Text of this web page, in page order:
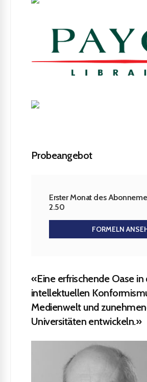
Probeangebot
Erster Monat des
2.50
FORMELN
«Eine erfrischende Oase in
intellektuellen
Medienwelt und
Universitäten entwickeln.»